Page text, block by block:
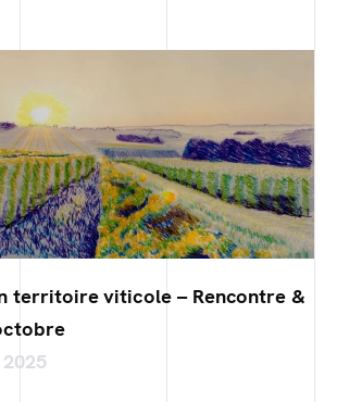
territoire viticole – Rencontre &